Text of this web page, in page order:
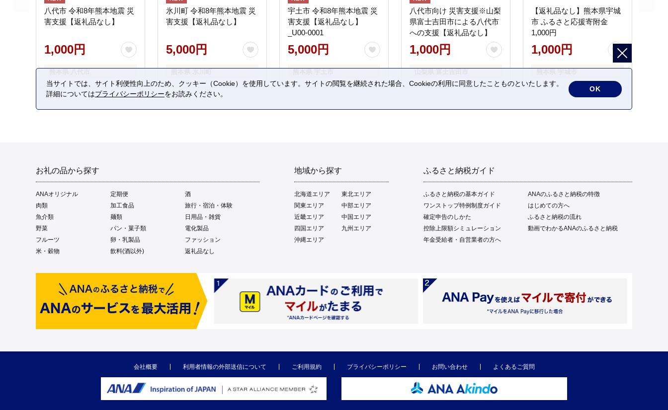
八代市 令和8年熊本地震 災
害支援【返礼品なし】
1,000円
氷川町 令和8年熊本地震 災
害支援【返礼品なし】
5,000円
宇土市 令和8年熊本地震 災
害支援【返礼品なし】
_U00-0001
5,000円
八代市向け 災害支援※山梨
県富士吉田市による八代市
への支援【返礼品なし】
1,000円
【返礼品なし】熊本県宇城
市 ふるさと応援寄附金
1,000円
1,000円
お礼の品から探す
ANAオリジナル 定期便
酒
肉類
加工食品
旅行・宿泊・体験
魚介類
麺類
日用品・雑貨
野菜
パン・菓子類
電化製品
フルーツ
卵・乳製品
ファッション
米・穀物
飲料(酒以外) 返礼品なし
地域から探す
北海道エリア
東北エリア
関東エリア
中部エリア
近畿エリア
中国エリア
四国エリア
九州エリア
沖縄エリア
ふるさと納税ガイド
ふるさと納税の基本ガイド
ANAのふるさと納税の特徴
ワンストップ特例制度ガイド
はじめての方へ
確定申告のしかた
ふるさと納税の流れ
控除上限額シミュレーション
動画でわかるANAのふるさと納税
年金受給者・自営業者の方へ
会社概要 利用者情報の外部送信について ご利用規約 プライバシーポリシー お問い合わせ よくあるご質問
当サイトでは、サイト利便性向上のため、クッキー（Cookie）を使用しています。サイトの閲覧を継続された場合、Cookieの利用に同意したことものといたします。
詳細についてはプライバシーポリシーをお読みください。
OK